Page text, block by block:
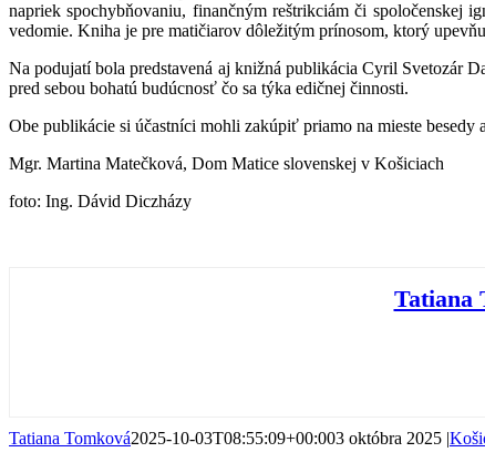
napriek spochybňovaniu, finančným reštrikciám či
vedomie. Kniha je pre matičiarov dôležitým prínosom, ktorý
Na podujatí bola predstavená aj knižná publikácia Cyril Svetozár
pred sebou bohatú budúcnosť čo sa týka edičnej činnosti.
Obe publikácie si účastníci mohli zakúpiť priamo na mieste besedy
Mgr. Martina Matečková, Dom Matice slovenskej v Košiciach
foto: Ing. Dávid Diczházy
Tatiana
Tatiana Tomková2025-10-03T08:55:09+00:003 októbra 2025 |